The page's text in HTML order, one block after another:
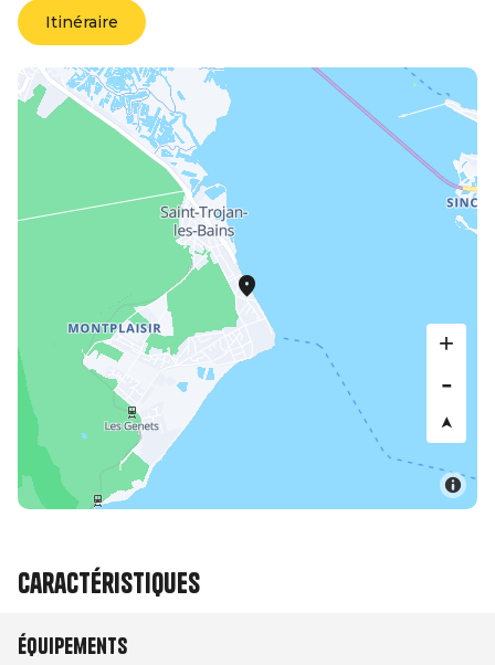
Itinéraire
Caractéristiques
Équipements